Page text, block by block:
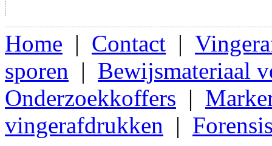
Home | Contact |
sporen | Bewijsmateriaal
Onderzoekkoffers |
vingerafdrukken |